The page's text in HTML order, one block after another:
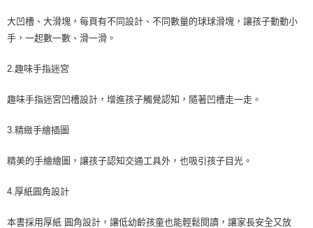
２．關於個人資料處理事宜，請瀏覽以下網址：
https://aftee.tw/terms/#terms3
３．未成年的使用者請事先徵得法定代理人或監護人之同意方可使用
任。
時審查核予不同之上限額度；若仍有額度不足之情形，本公司將視審查結果
請求用戶進行身份認證。
恩沛科技股份有限公司將有權停止該用戶之使用額度並採取法律行動。
每筆NT$150，滿NT$890(含以上)免運費
大凹槽、大滑塊，每頁有不同設計、不同數量的球球滑塊，讓孩子動動小
手，一起數一數、滑一滑。
2.趣味手指迷宮
趣味手指迷宮凹槽設計，增進孩子觸覺認知，隨著凹槽走一走。
3.精緻手繪插圖
精美的手繪繪圖，讓孩子認知交通工具外，也吸引孩子目光。
4.厚紙圓角設計
本書採用厚紙 圓角設計，讓低幼齡孩童也能輕鬆閱讀，讓家長安全又放